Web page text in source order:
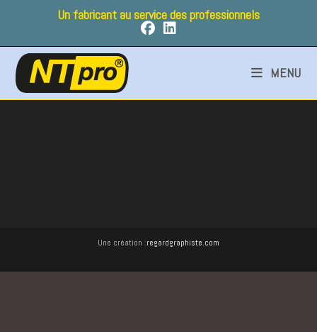
content
Un fabricant au service des professionnels
MENU
Une création :regardgraphiste.com